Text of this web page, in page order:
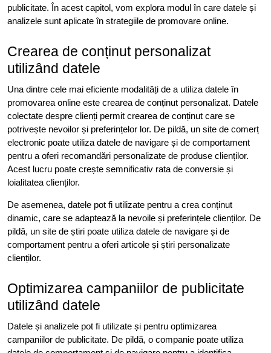
publicitate. În acest capitol, vom explora modul în care datele și
analizele sunt aplicate în strategiile de promovare online.
Crearea de conținut personalizat
utilizând datele
Una dintre cele mai eficiente modalități de a utiliza datele în
promovarea online este crearea de conținut personalizat. Datele
colectate despre clienți permit crearea de conținut care se
potrivește nevoilor și preferințelor lor. De pildă, un site de comerț
electronic poate utiliza datele de navigare și de comportament
pentru a oferi recomandări personalizate de produse clienților.
Acest lucru poate crește semnificativ rata de conversie și
loialitatea clienților.
De asemenea, datele pot fi utilizate pentru a crea conținut
dinamic, care se adaptează la nevoile și preferințele clienților. De
pildă, un site de știri poate utiliza datele de navigare și de
comportament pentru a oferi articole și știri personalizate
clienților.
Optimizarea campaniilor de publicitate
utilizând datele
Datele și analizele pot fi utilizate și pentru optimizarea
campaniilor de publicitate. De pildă, o companie poate utiliza